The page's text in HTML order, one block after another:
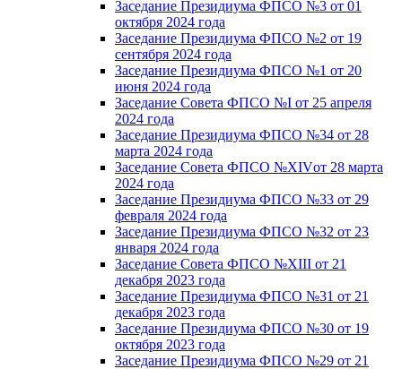
Заседание Президиума ФПСО №3 от 01
октября 2024 года
Заседание Президиума ФПСО №2 от 19
сентября 2024 года
Заседание Президиума ФПСО №1 от 20
июня 2024 года
Заседание Совета ФПСО №I от 25 апреля
2024 года
Заседание Президиума ФПСО №34 от 28
марта 2024 года
Заседание Совета ФПСО №XIVот 28 марта
2024 года
Заседание Президиума ФПСО №33 от 29
февраля 2024 года
Заседание Президиума ФПСО №32 от 23
января 2024 года
Заседание Совета ФПСО №XIII от 21
декабря 2023 года
Заседание Президиума ФПСО №31 от 21
декабря 2023 года
Заседание Президиума ФПСО №30 от 19
октября 2023 года
Заседание Президиума ФПСО №29 от 21